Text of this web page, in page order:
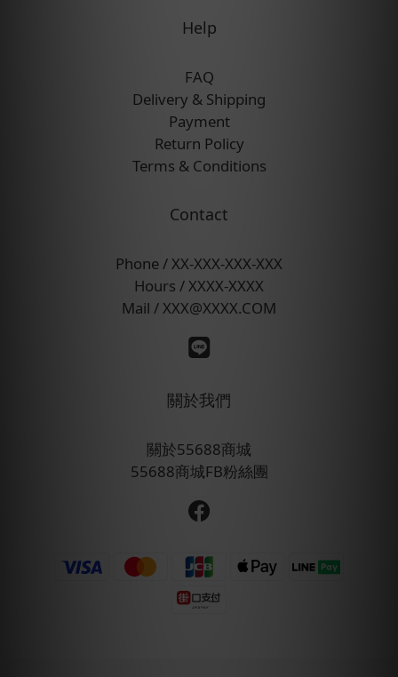
Help
FAQ
Delivery & Shipping
Payment
Return Policy
Terms & Conditions
Contact
Phone / XX-XXX-XXX-XXX
Hours / XXXX-XXXX
Mail / XXX@XXXX.COM
關於我們
關於55688商城
55688商城FB粉絲團